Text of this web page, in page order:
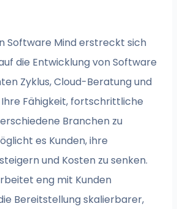
Software Mind erstreckt sich
die Entwicklung von Software
Zyklus, Cloud-Beratung und
Fähigkeit, fortschrittliche
Branchen zu
es Kunden, ihre
und Kosten zu senken.
eng mit Kunden
Bereitstellung skalierbarer,